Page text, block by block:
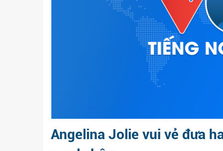
Angelina Jolie vui vẻ đưa